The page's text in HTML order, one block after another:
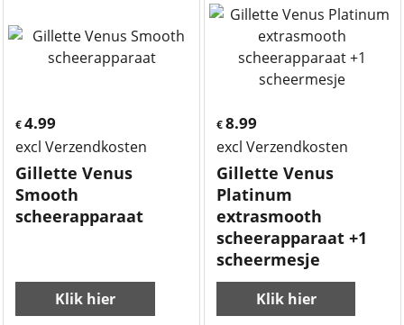
€ 4.99
excl Verzendkosten
Gillette Venus
Smooth
scheerapparaat
Klik hier
€8.99
excl Verzendkosten
Gillette Venus
Platinum
extrasmooth
scheerapparaat +1
scheermesje
Klik hier